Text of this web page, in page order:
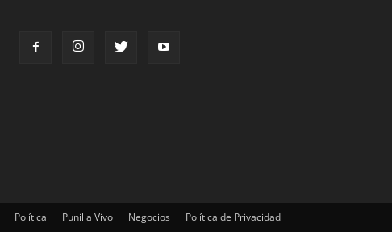
Política Punilla Vivo Negocios Política de Privacidad